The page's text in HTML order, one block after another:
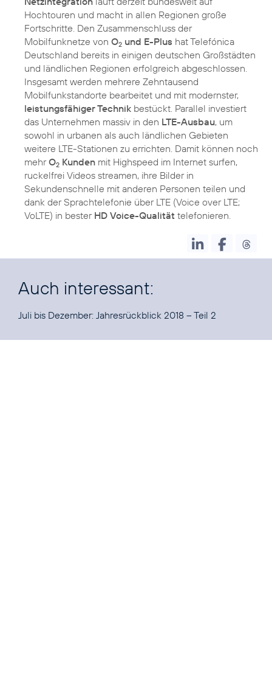
Hochtouren und macht in allen Regionen große
Fortschritte. Den Zusammenschluss der
Mobilfunknetze von O2 und E-Plus hat Telefónica
Deutschland bereits in einigen deutschen Großstädten
und ländlichen Regionen erfolgreich abgeschlossen.
Insgesamt werden mehrere Zehntausend
Mobilfunkstandorte bearbeitet und mit modernster,
leistungsfähiger Technik bestückt. Parallel investiert
das Unternehmen massiv in den LTE-Ausbau, um
sowohl in urbanen als auch ländlichen Gebieten
weitere LTE-Stationen zu errichten. Damit können noch
mehrO2 Kunden mit Highspeed im Internet surfen,
ruckelfrei Videos streamen, ihre Bilder in
Sekundenschnelle mit anderen Personen teilen und
dank der Sprachtelefonie über LTE (Voice over LTE;
VoLTE) in bester HD Voice-Qualität telefonieren.
Auch interessant:
Juli bis Dezember: Jahresrückblick 2018 – Teil 2